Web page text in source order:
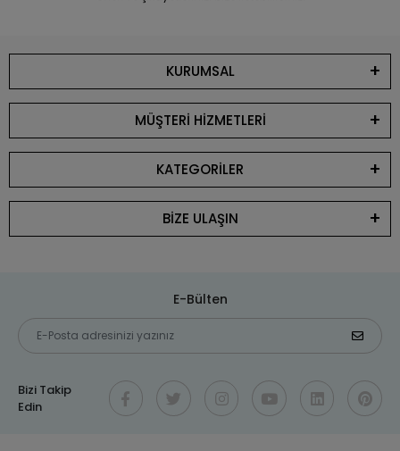
KURUMSAL
MÜŞTERİ HİZMETLERİ
KATEGORİLER
BİZE ULAŞIN
E-Bülten
Bizi Takip
Edin